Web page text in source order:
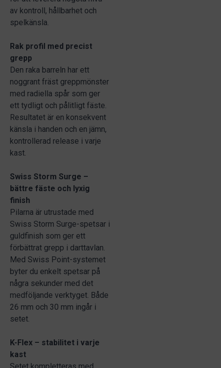
av kontroll, hållbarhet och
spelkänsla.
Rak profil med precist
grepp
Den raka barreln har ett
noggrant fräst greppmönster
med radiella spår som ger
ett tydligt och pålitligt fäste.
Resultatet är en konsekvent
känsla i handen och en jämn,
kontrollerad release i varje
kast.
Swiss Storm Surge –
bättre fäste och lyxig
finish
Pilarna är utrustade med
Swiss Storm Surge-spetsar i
guldfinish som ger ett
förbättrat grepp i darttavlan.
Med Swiss Point-systemet
byter du enkelt spetsar på
några sekunder med det
medföljande verktyget. Både
26 mm och 30 mm ingår i
setet.
K-Flex – stabilitet i varje
kast